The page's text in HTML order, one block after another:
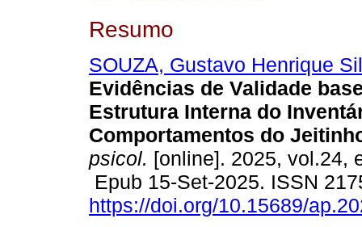
Resumo
SOUZA, Gustavo Henrique
Evidências de Validade
Estrutura Interna do
Comportamentos do
psicol. [online]. 2025, vol.24,
Epub 15-Set-2025. ISSN
https://doi.org/10.15689/